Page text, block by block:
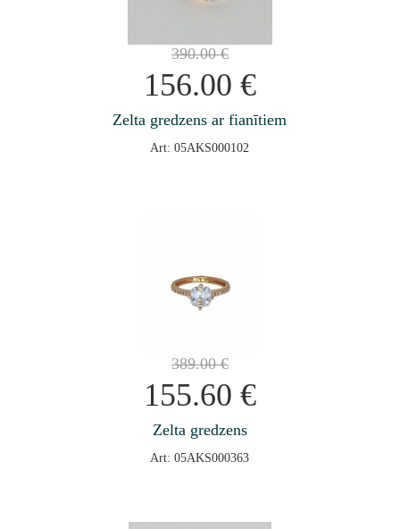
390.00€
156.00 €
Zelta gredzens ar fianītiem
Art: 05AKS000102
389.00€
155.60 €
Zelta gredzens
Art: 05AKS000363